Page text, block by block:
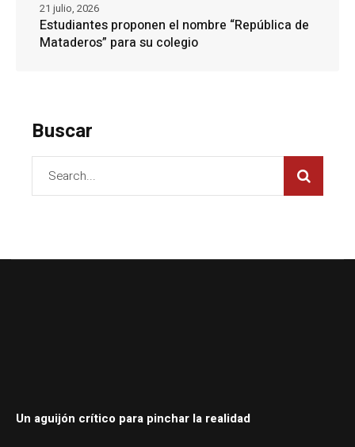
Estudiantes proponen el nombre “República de
Mataderos” para su colegio
21 julio, 2026
Buscar
Un aguijón crítico para pinchar la realidad